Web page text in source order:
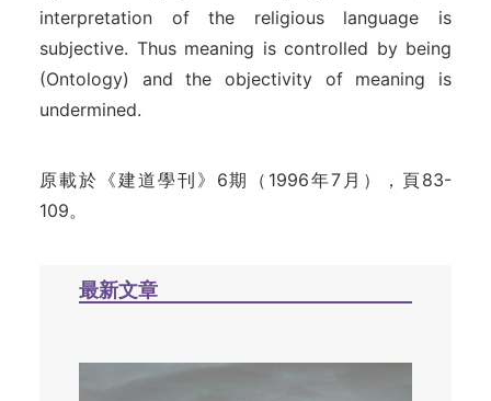
interpretation of the religious language is
subjective. Thus meaning is controlled by being
(Ontology) and the objectivity of meaning is
undermined.
原載於《建道學刊》6期（1996年7月），頁83-
109。
最新文章